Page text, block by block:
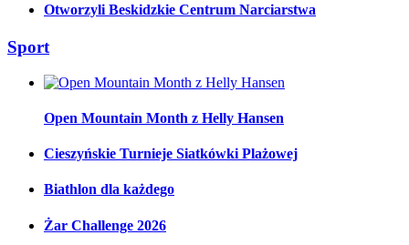
Otworzyli Beskidzkie Centrum Narciarstwa
Sport
Open Mountain Month z Helly Hansen
Cieszyńskie Turnieje Siatkówki Plażowej
Biathlon dla każdego
Żar Challenge 2026